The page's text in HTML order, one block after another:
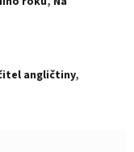
angličtiny,